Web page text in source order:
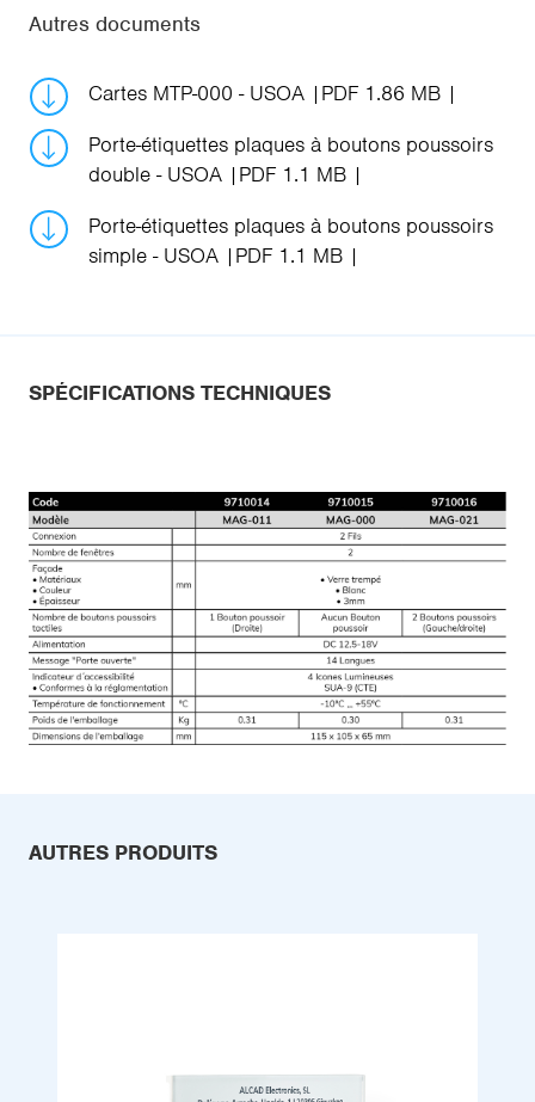
Autres documents
Cartes MTP-000 - USOA
PDF 1.86 MB
Porte-étiquettes plaques à boutons poussoirs
double - USOA
PDF 1.1 MB
Porte-étiquettes plaques à boutons poussoirs
simple - USOA
PDF 1.1 MB
SPÉCIFICATIONS TECHNIQUES
AUTRES PRODUITS